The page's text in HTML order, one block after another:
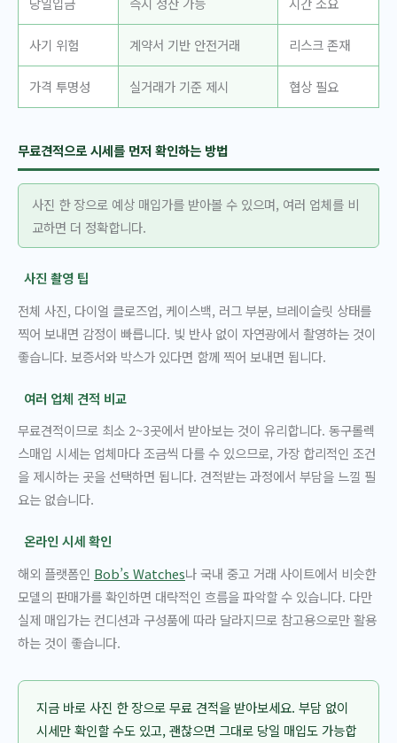
사기 위험 계약서 기반 안전거래 리스크 존재
가격 투명성 실거래가 기준 제시 협상 필요
무료견적으로 시세를 먼저 확인하는 방법
사진 한 장으로 예상 매입가를 받아볼 수 있으며, 여러 업체를 비
교하면 더 정확합니다.
사진 촬영 팁
전체 사진, 다이얼 클로즈업, 케이스백, 러그 부분, 브레이슬릿 상태를
찍어 보내면 감정이 빠릅니다. 빛 반사 없이 자연광에서 촬영하는 것이
좋습니다. 보증서와 박스가 있다면 함께 찍어 보내면 됩니다.
여러 업체 견적 비교
무료견적이므로 최소 2~3곳에서 받아보는 것이 유리합니다. 동구롤렉
스매입 시세는 업체마다 조금씩 다를 수 있으므로, 가장 합리적인 조건
을 제시하는 곳을 선택하면 됩니다. 견적받는 과정에서 부담을 느낄 필
요는 없습니다.
온라인 시세 확인
해외 플랫폼인 Bob’s Watches나 국내 중고 거래 사이트에서 비슷한
모델의 판매가를 확인하면 대략적인 흐름을 파악할 수 있습니다. 다만
실제 매입가는 컨디션과 구성품에 따라 달라지므로 참고용으로만 활용
하는 것이 좋습니다.
지금 바로 사진 한 장으로 무료 견적을 받아보세요. 부담 없이
시세만 확인할 수도 있고, 괜찮으면 그대로 당일 매입도 가능합